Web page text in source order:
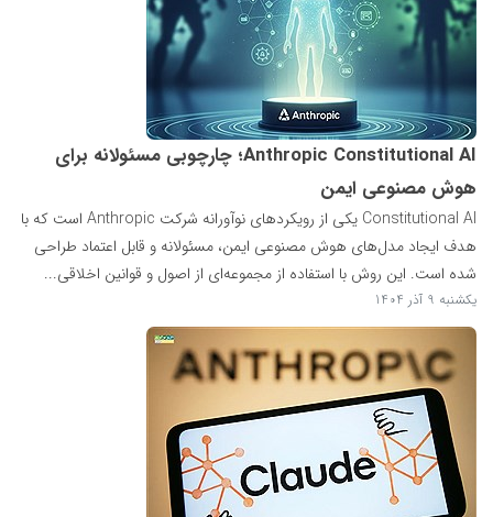
Anthropic Constitutional AI؛ چارچوبی مسئولانه برای
هوش مصنوعی ایمن
Constitutional AI یکی از رویکردهای نوآورانه شرکت Anthropic است که با
هدف ایجاد مدل‌های هوش مصنوعی ایمن، مسئولانه و قابل اعتماد طراحی
شده است. این روش با استفاده از مجموعه‌ای از اصول و قوانین اخلاقی...
یکشنبه 9 آذر 1404